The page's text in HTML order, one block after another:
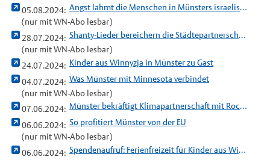
05.08.2024:
Angst lähmt die Menschen in Münsters israelischer Partnerstadt
(nur mit WN-Abo lesbar)
28.07.2024:
Shanty-Lieder bereichern die Städtepartnerschaft mit Enschede
(nur mit WN-Abo lesbar)
24.07.2024: Kinder aus Winnyzja in Münster zu Gast
04.07.2024: Was Münster mit Minnesota verbindet
(nur mit WN-Abo lesbar)
07.06.2024:
Münster bekräftigt Klimapartnerschaft mit Rochester
06.06.2024: So profitiert Münster von der EU
(nur mit WN-Abo lesbar)
06.06.2024:
Spendenaufruf: Ferienfreizeit für Kinder aus Winnyzja